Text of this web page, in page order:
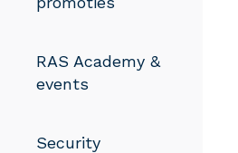
RAS Academy &
events
Security